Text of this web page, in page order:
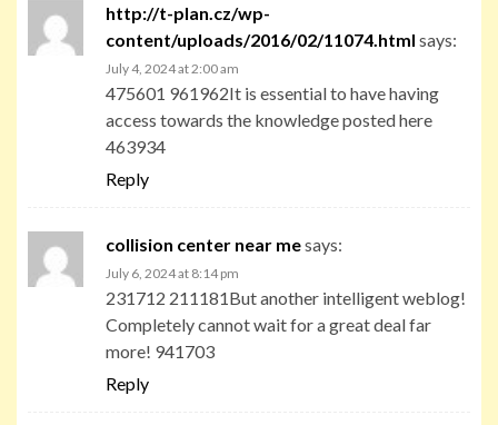
http://t-plan.cz/wp-
content/uploads/2016/02/11074.html says:
July 4, 2024 at 2:00 am
475601 961962It is essential to have having
access towards the knowledge posted here
463934
Reply
collision center near mesays:
July 6, 2024 at 8:14 pm
231712 211181But another intelligent weblog!
Completely cannot wait for a great deal far
more! 941703
Reply